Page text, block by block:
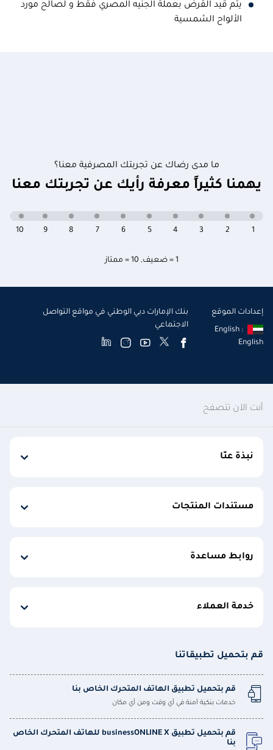
يتم قيد القرض بعملة الجنيه المصري فقط و لصالح مورد
الألواح الشمسية
ما مدى رضاك عن تجربتك المصرفية معنا؟
يهمنا كثيراً معرفة رأيك عن تجربتك معنا
1 = ضعيف , 10 = ممتاز
10 9 8 7 6 5 4 3 2 1
إعدادات الموقع
English :
English
بنك الإمارات دبي الوطني في مواقع التواصل
الاجتماعي
أنت الآن تتصفح
نبذة عنّا
مستندات المنتجات
روابط مساعدة
خدمة العملاء
قم بتحميل تطبيقاتنا
قم بتحميل تطبيق الهاتف المتحرك الخاص بنا
خدمات بنكية آمنة في أي وقت ومن أي مكان
قم بتحميل تطبيق businessONLINE X للهاتف المتحرك الخاص
بنا